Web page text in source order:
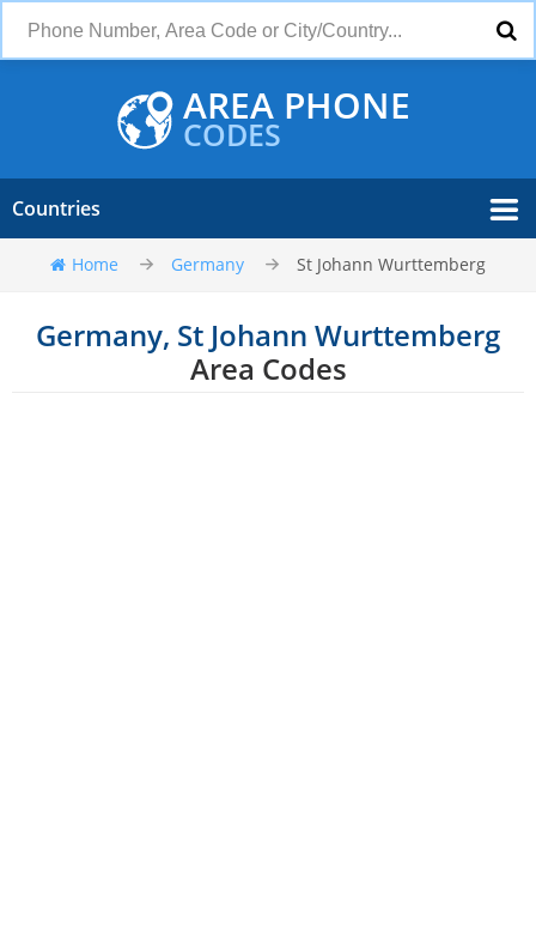
AREA PHONE
CODES
Countries
Home Germany St Johann Wurttemberg
Germany, St Johann Wurttemberg
Area Codes